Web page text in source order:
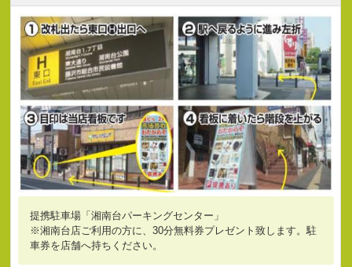
提携駐車場「湘南台パーキングセンター」
※湘南台店ご利用の方に、30分無料券プレゼント致します。駐
車券を店舗へ持ちください。